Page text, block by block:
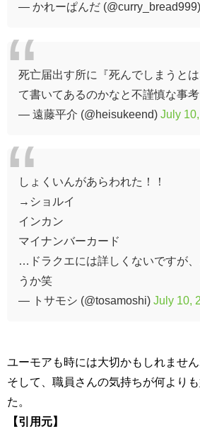
— かれーぱんだ (@curry_bread999)
死亡届出す所に『死んでしまうと
て書いてあるのかなと不謹慎な事
— 遠藤平介 (@heisukeend) July
しょくいんがあらわれた！！
→ショルイ
インカン
マイナンバーカード
…ドラクエには詳しくないですが
うか笑
— トサモシ (@tosamoshi) July 10,
ユーモアも時には大切かもしれませ
そして、職員さんの気持ちが何より
た。
【引用元】